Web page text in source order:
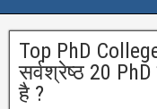
Top PhD
सर्वश्रेष्ठ 20
है ?